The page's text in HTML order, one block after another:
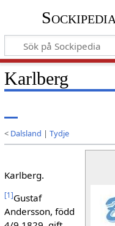
Sockipedia
Karlberg
< Dalsland | Tydje
Karlberg.
[1 ]Gustaf
Andersson, född